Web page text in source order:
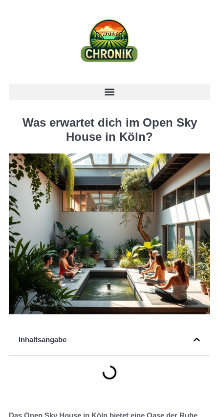
Was erwartet dich im Open Sky
House in Köln?
Inhaltsangabe